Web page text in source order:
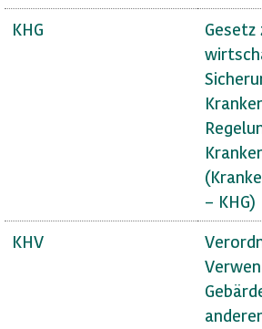
KHG
Gesetz
– KHG)
KHV